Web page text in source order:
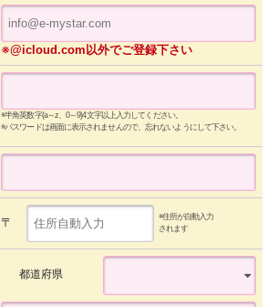
※@icloud.com以外でご登録下さい
※半角英数字(a～z、0～9)4文字以上入力してください。
※パスワードは画面に表示されませんので、忘れないようにして下さい。
〒
※住所が自動入力
されます
都道府県